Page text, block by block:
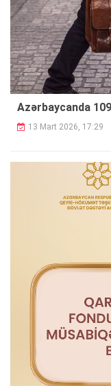
Azərbaycanda
13 Mart 2026, 17:29